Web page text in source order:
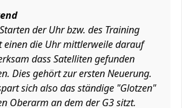
der Uhr bzw. des Training
einen die Uhr mittlerweile darauf
dass Satelliten gefunden
Dies gehört zur ersten Neuerung.
sich also das ständige "Glotzen"
Oberarm an dem der G3 sitzt.